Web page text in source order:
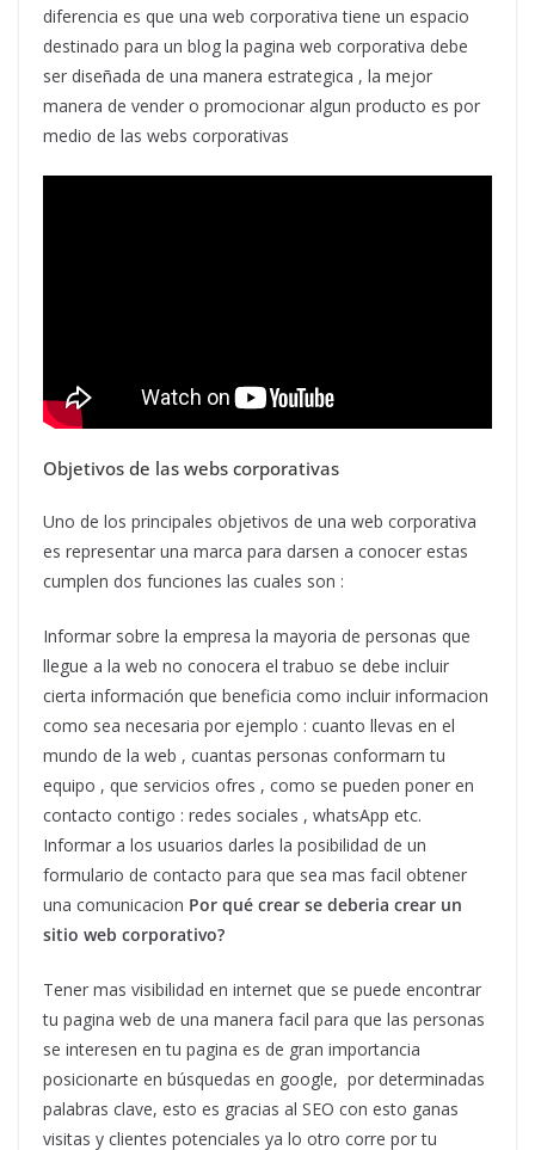
diferencia es que una web corporativa tiene un espacio
destinado para un blog la pagina web corporativa debe
ser diseñada de una manera estrategica , la mejor
manera de vender o promocionar algun producto es por
medio de las webs corporativas
Objetivos de las webs corporativas
Uno de los principales objetivos de una web corporativa
es representar una marca para darsen a conocer estas
cumplen dos funciones las cuales son :
Informar sobre la empresa la mayoria de personas que
llegue a la web no conocera el trabuo se debe incluir
cierta información que beneficia como incluir informacion
como sea necesaria por ejemplo : cuanto llevas en el
mundo de la web , cuantas personas conformarn tu
equipo , que servicios ofres , como se pueden poner en
contacto contigo : redes sociales , whatsApp etc.
Informar a los usuarios darles la posibilidad de un
formulario de contacto para que sea mas facil obtener
una comunicacion Por qué crear se deberia crear un
sitio web corporativo?
Tener mas visibilidad en internet que se puede encontrar
tu pagina web de una manera facil para que las personas
se interesen en tu pagina es de gran importancia
posicionarte en búsquedas en google, por determinadas
palabras clave, esto es gracias al SEO con esto ganas
visitas y clientes potenciales ya lo otro corre por tu